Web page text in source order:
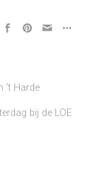
’t Harde
bij de LOE